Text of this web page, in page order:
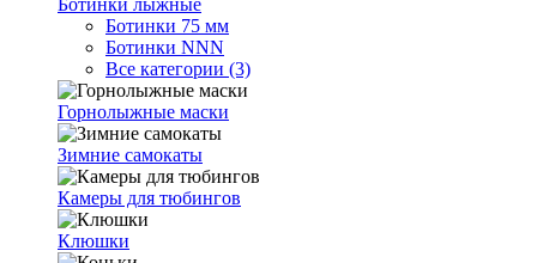
Ботинки лыжные
Ботинки 75 мм
Ботинки NNN
Все категории (3)
Горнолыжные маски
Зимние самокаты
Камеры для тюбингов
Клюшки